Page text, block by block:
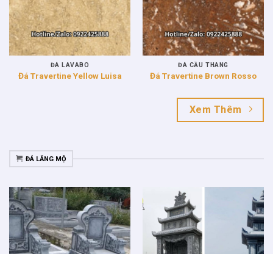
ĐÁ LAVABO
Đá Travertine Yellow Luisa
ĐÁ CẦU THANG
Đá Travertine Brown Rosso
Xem Thêm
ĐÁ LĂNG MỘ